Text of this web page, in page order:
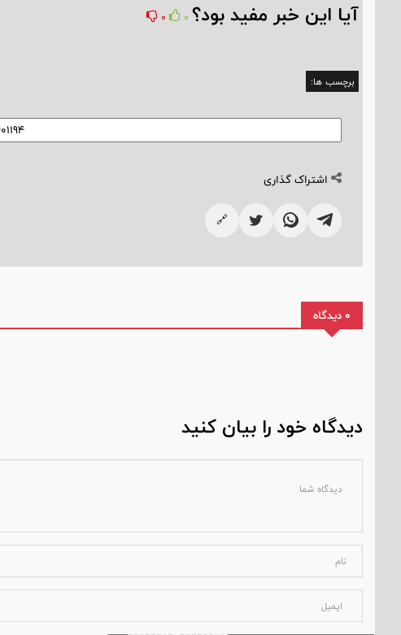
آیا این خبر مفید بود؟ 0
0
برچسب ها:
اشتراک گذاری
🔗
0 دیدگاه
دیدگاه خود را بیان کنید